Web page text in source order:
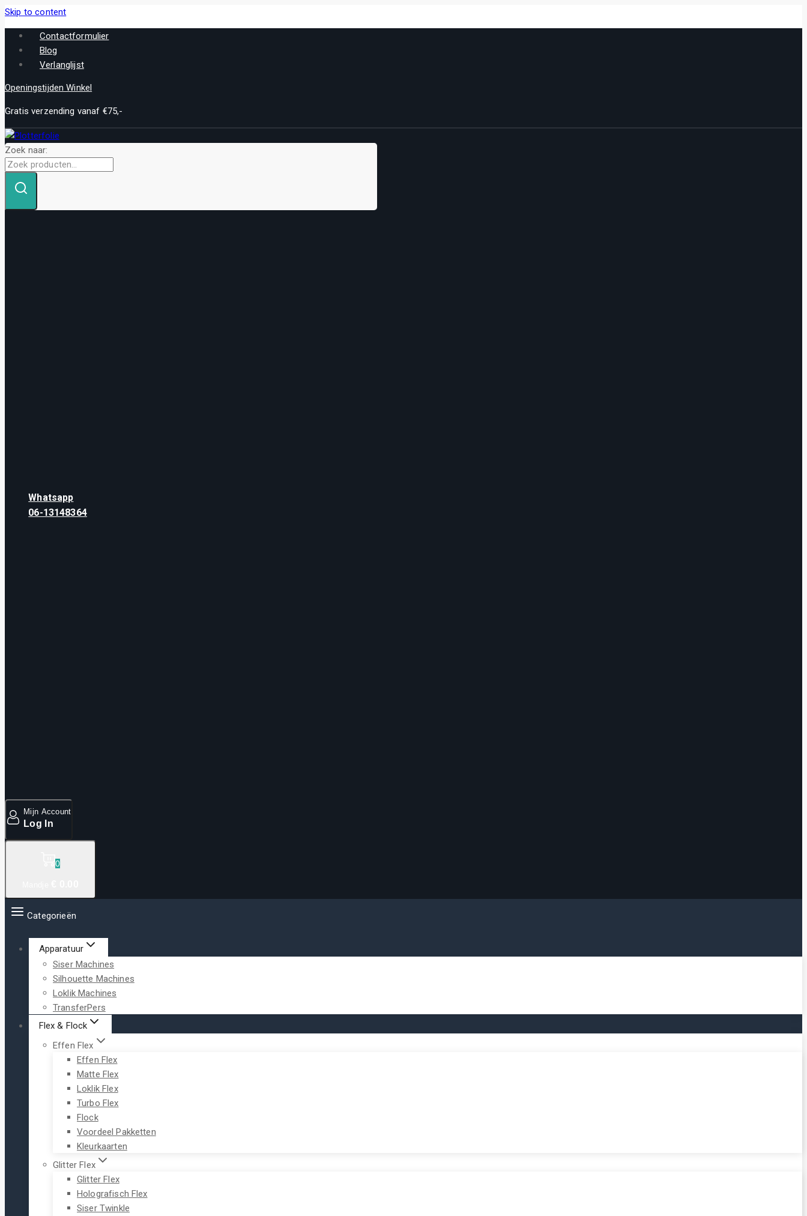
Skip to content
Contactformulier
Blog
Verlanglijst
Openingstijden Winkel
Gratis verzending vanaf €75,-
Zoek naar:
Whatsapp
06-13148364
Mijn Account
Log In
0
Categorieën
Apparatuur
Siser Machines
Silhouette Machines
Loklik Machines
TransferPers
Flex & Flock
Effen Flex
Effen Flex
Matte Flex
Loklik Flex
Turbo Flex
Flock
Voordeel Pakketten
Kleurkaarten
Glitter Flex
Glitter Flex
Holografisch Flex
Siser Twinkle